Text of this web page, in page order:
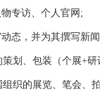
专访、个人官网;
，并为其撰写新
、包装（个展+研
的展览、笔会、拍